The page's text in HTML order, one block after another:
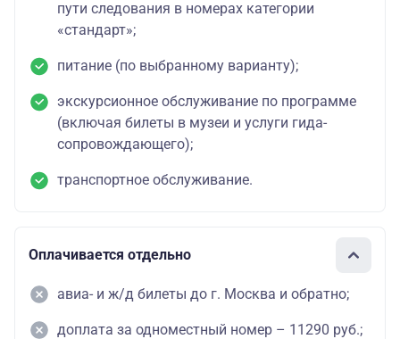
пути следования в номерах категории
«стандарт»;
питание (по выбранному варианту);
экскурсионное обслуживание по программе
(включая билеты в музеи и услуги гида-
сопровождающего);
транспортное обслуживание.
Оплачивается отдельно
авиа- и ж/д билеты до г. Москва и обратно;
доплата за одноместный номер – 11290 руб.;